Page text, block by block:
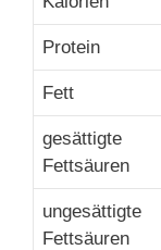
Protein
Fett
gesättigte
Fettsäuren
ungesättigte
Fettsäuren